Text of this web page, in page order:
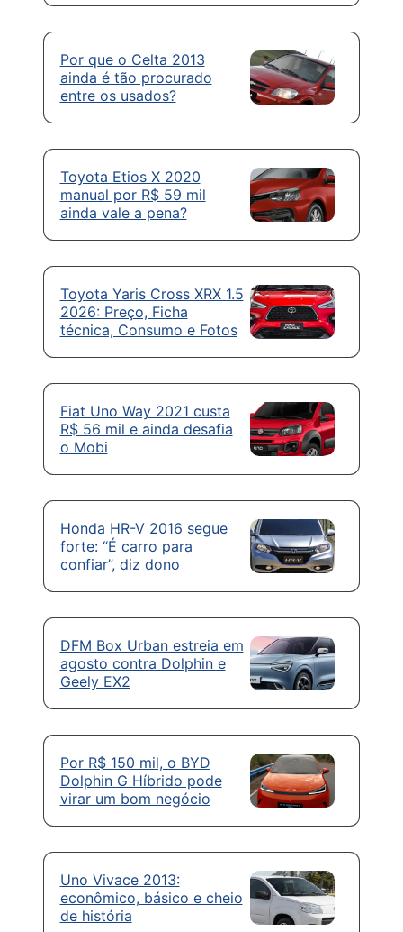
Por que o Celta 2013
ainda é tão procurado
entre os usados?
Toyota Etios X 2020
manual por R$ 59 mil
ainda vale a pena?
Toyota Yaris Cross XRX 1.5
2026: Preço, Ficha
técnica, Consumo e Fotos
Fiat Uno Way 2021 custa
R$ 56 mil e ainda desafia
o Mobi
Honda HR-V 2016 segue
forte: “É carro para
confiar”, diz dono
DFM Box Urban estreia em
agosto contra Dolphin e
Geely EX2
Por R$ 150 mil, o BYD
Dolphin G Híbrido pode
virar um bom negócio
Uno Vivace 2013:
econômico, básico e cheio
de história